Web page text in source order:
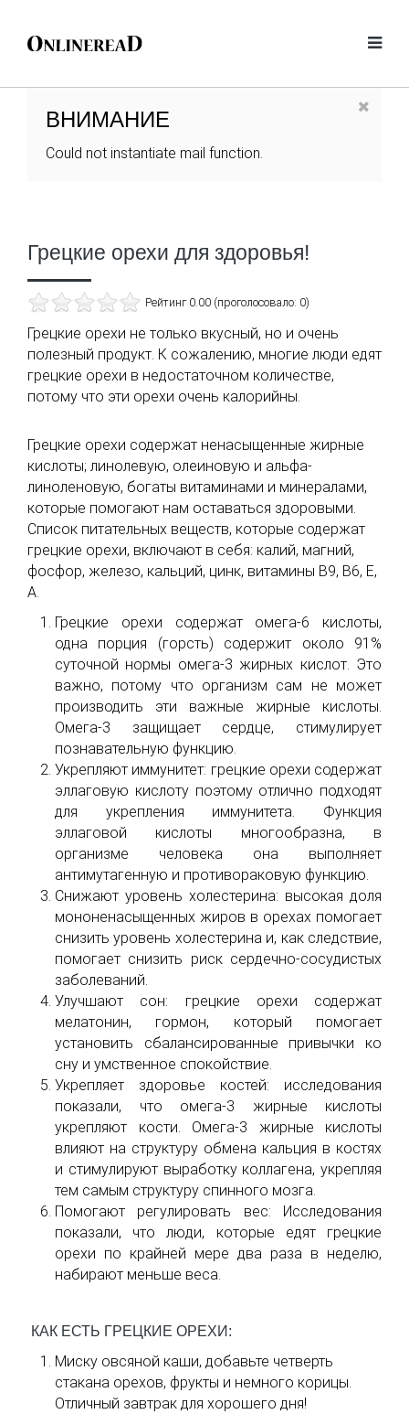
ВНИМАНИЕ
Could not instantiate mail function.
Грецкие орехи для здоровья!
Рейтинг 0.00 (проголосовало: 0)
Грецкие орехи не только вкусный, но и очень
полезный продукт. К сожалению, многие люди едят
грецкие орехи в недостаточном количестве,
потому что эти орехи очень калорийны.
Грецкие орехи содержат ненасыщенные жирные
кислоты; линолевую, олеиновую и альфа-
линоленовую, богаты витаминами и минералами,
которые помогают нам оставаться здоровыми.
Список питательных веществ, которые содержат
грецкие орехи, включают в себя: калий, магний,
фосфор, железо, кальций, цинк, витамины В9, В6, Е,
А.
Грецкие орехи содержат омега-6 кислоты,
одна порция (горсть) содержит около 91%
суточной нормы омега-3 жирных кислот. Это
важно, потому что организм сам не может
производить эти важные жирные кислоты.
Омега-3 защищает сердце, стимулирует
познавательную функцию.
Укрепляют иммунитет: грецкие орехи содержат
эллаговую кислоту поэтому отлично подходят
для укрепления иммунитета. Функция
эллаговой кислоты многообразна, в
организме человека она выполняет
антимутагенную и противораковую функцию.
Снижают уровень холестерина: высокая доля
мононенасыщенных жиров в орехах помогает
снизить уровень холестерина и, как следствие,
помогает снизить риск сердечно-сосудистых
заболеваний.
Улучшают сон: грецкие орехи содержат
мелатонин, гормон, который помогает
установить сбалансированные привычки ко
сну и умственное спокойствие.
Укрепляет здоровье костей: исследования
показали, что омега-3 жирные кислоты
укрепляют кости. Омега-3 жирные кислоты
влияют на структуру обмена кальция в костях
и стимулируют выработку коллагена, укрепляя
тем самым структуру спинного мозга.
Помогают регулировать вес: Исследования
показали, что люди, которые едят грецкие
орехи по крайней мере два раза в неделю,
набирают меньше веса.
КАК ЕСТЬ ГРЕЦКИЕ ОРЕХИ:
Миску овсяной каши, добавьте четверть
стакана орехов, фрукты и немного корицы.
Отличный завтрак для хорошего дня!